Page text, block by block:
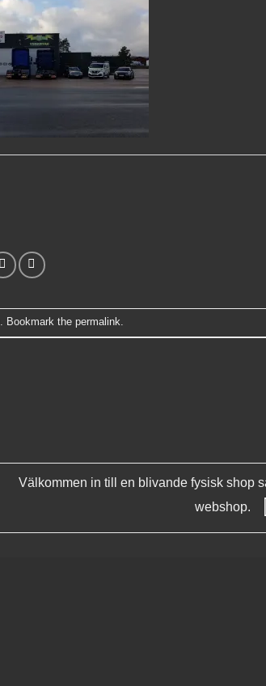
. Bookmark thepermalink.
Välkommen in till en blivande fysisk shop
webshop.